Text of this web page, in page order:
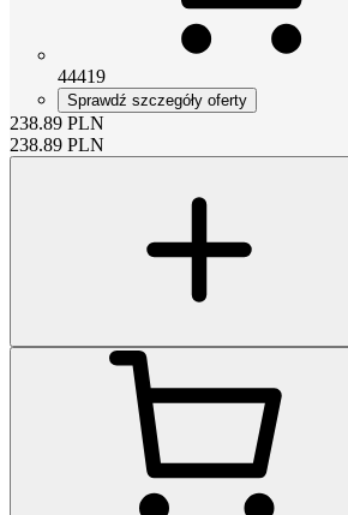
44419
Sprawdź szczegóły oferty
238.89 PLN
238.89 PLN